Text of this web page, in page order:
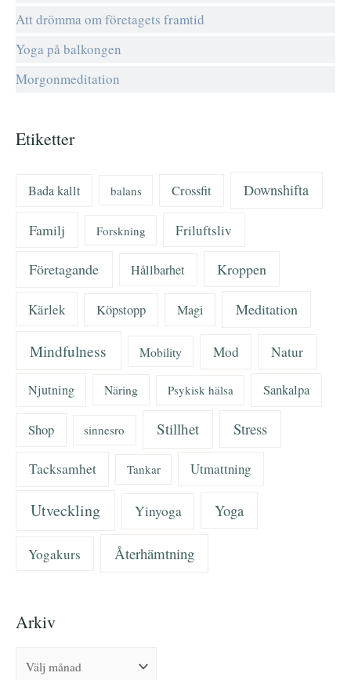
Att drömma om företagets framtid
Yoga på balkongen
Morgonmeditation
Etiketter
Bada kallt balans Crossfit Downshifta
Familj Forskning Friluftsliv
Företagande Hållbarhet Kroppen
Kärlek Köpstopp Magi Meditation
Mindfulness Mobility Mod Natur
Njutning Näring Psykisk hälsa Sankalpa
Shop sinnesro Stillhet Stress
Tacksamhet Tankar Utmattning
Utveckling Yinyoga Yoga
Yogakurs Återhämtning
Arkiv